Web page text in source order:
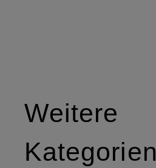
Weitere
Kategorien